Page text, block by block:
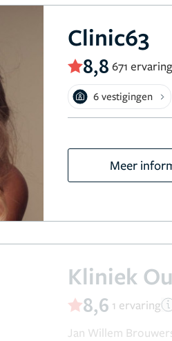
Clinic63
8,8 671
6 vestigingen
Meer
Kliniek
8,6 1 ervaring
Jan Willem